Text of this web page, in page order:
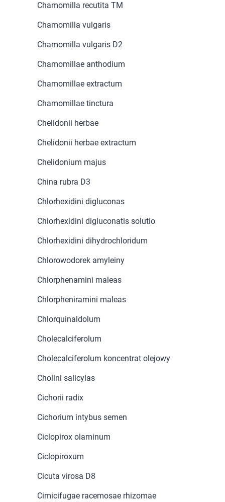
Chamomilla recutita TM
Chamomilla vulgaris
Chamomilla vulgaris D2
Chamomillae anthodium
Chamomillae extractum
Chamomillae tinctura
Chelidonii herbae
Chelidonii herbae extractum
Chelidonium majus
China rubra D3
Chlorhexidini digluconas
Chlorhexidini digluconatis solutio
Chlorhexidini dihydrochloridum
Chlorowodorek amyleiny
Chlorphenamini maleas
Chlorpheniramini maleas
Chlorquinaldolum
Cholecalciferolum
Cholecalciferolum koncentrat olejowy
Cholini salicylas
Cichorii radix
Cichorium intybus semen
Ciclopirox olaminum
Ciclopiroxum
Cicuta virosa D8
Cimicifugae racemosae rhizomae